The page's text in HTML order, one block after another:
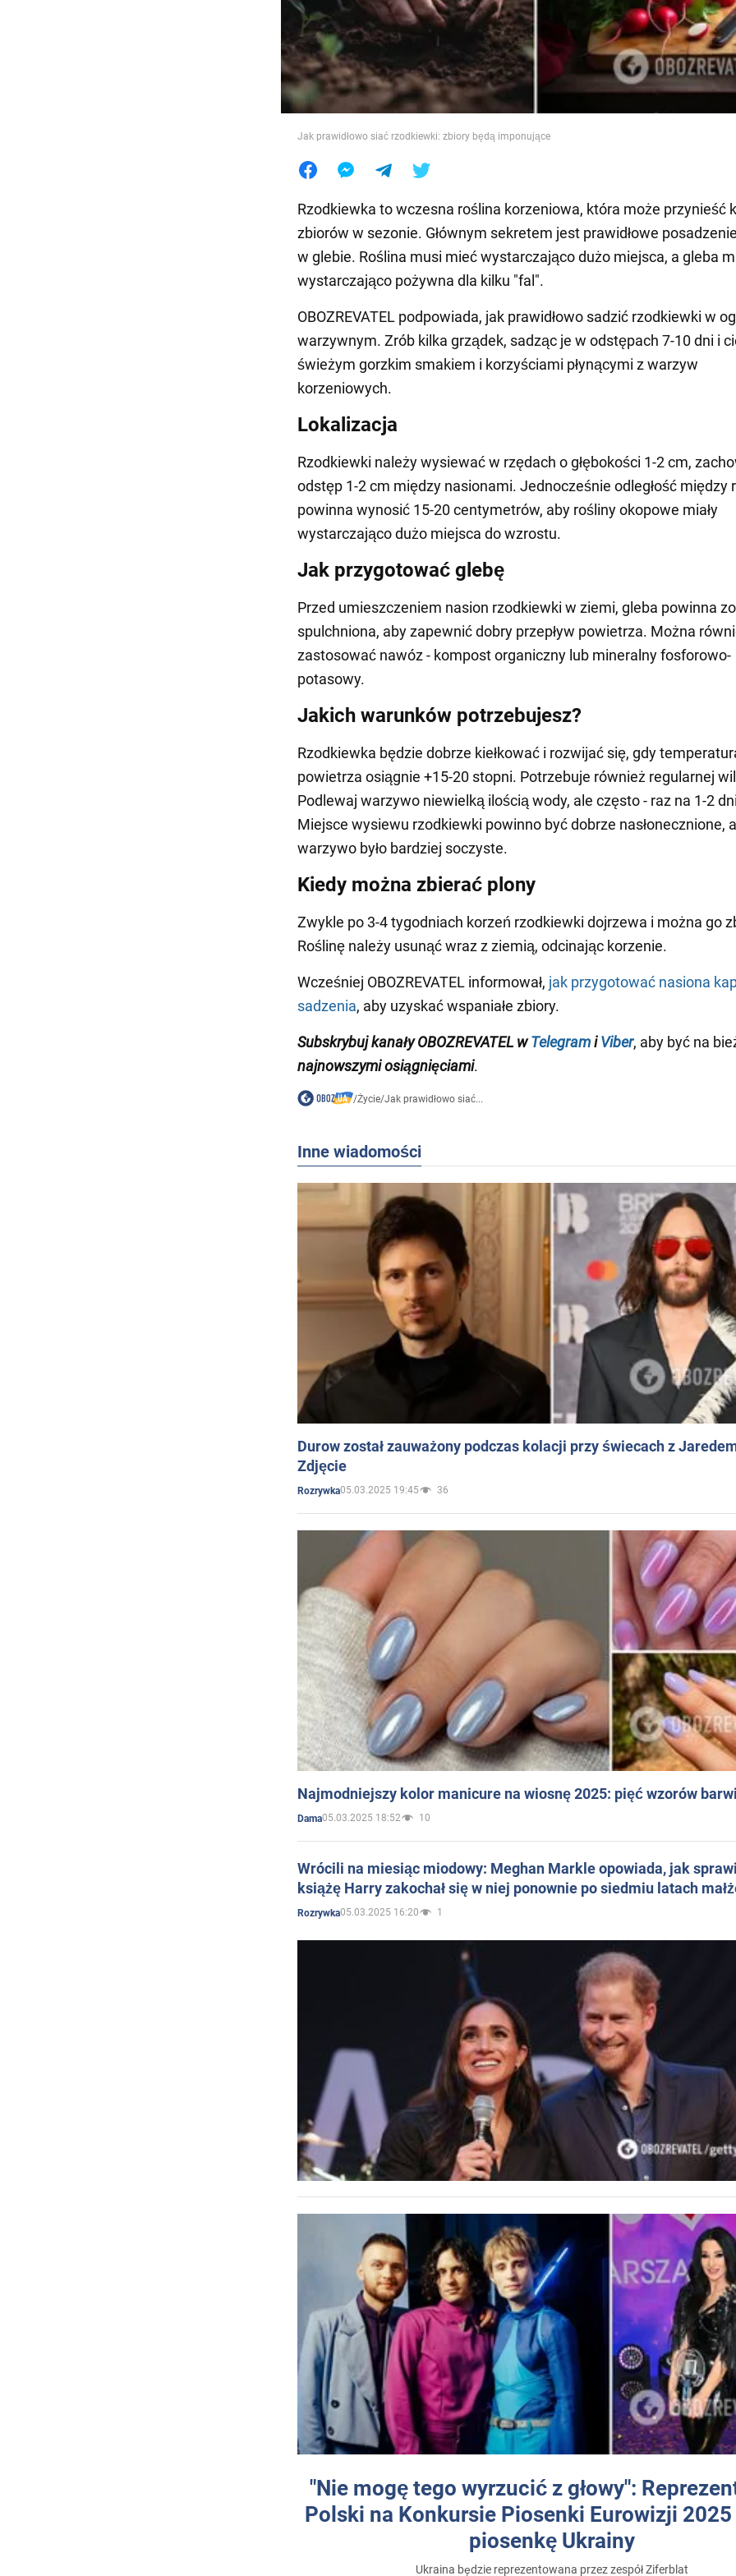
Jedzenie
Jak prawidłowo siać rzodkiewki: zbiory będą imponujące
Rzodkiewka to wczesna roślina korzeniowa, która może przynieść
zbiorów w sezonie. Głównym sekretem jest prawidłowe
w glebie. Roślina musi mieć wystarczająco dużo miejsca, a gleba
wystarczająco pożywna dla kilku "fal".
OBOZREVATEL podpowiada, jak prawidłowo sadzić rzodkiewki w
warzywnym. Zrób kilka grządek, sadząc je w odstępach 7-10 dni i
świeżym gorzkim smakiem i korzyściami płynącymi z warzyw
korzeniowych.
Lokalizacja
Rzodkiewki należy wysiewać w rzędach o głębokości 1-2 cm,
odstęp 1-2 cm między nasionami. Jednocześnie odległość między
powinna wynosić 15-20 centymetrów, aby rośliny okopowe miały
wystarczająco dużo miejsca do wzrostu.
Jak przygotować glebę
Przed umieszczeniem nasion rzodkiewki w ziemi, gleba powinna
spulchniona, aby zapewnić dobry przepływ powietrza. Można
zastosować nawóz - kompost organiczny lub mineralny fosforowo-
potasowy.
Jakich warunków potrzebujesz?
Rzodkiewka będzie dobrze kiełkować i rozwijać się, gdy
powietrza osiągnie +15-20 stopni. Potrzebuje również regularnej
Podlewaj warzywo niewielką ilością wody, ale często - raz na 1-2
Miejsce wysiewu rzodkiewki powinno być dobrze nasłonecznione,
warzywo było bardziej soczyste.
Kiedy można zbierać plony
Zwykle po 3-4 tygodniach korzeń rzodkiewki dojrzewa i można go
Roślinę należy usunąć wraz z ziemią, odcinając korzenie.
Wcześniej OBOZREVATEL informował, jak przygotować nasiona
sadzenia, aby uzyskać wspaniałe zbiory.
Subskrybuj kanały OBOZREVATEL w Telegrami Viber, aby być na
najnowszymi osiągnięciami.
/Życie/Jak prawidłowo siać...
Inne wiadomości
Durow został zauważony podczas kolacji przy świecach z
Zdjęcie
Rozrywka05.03.2025 19:45 36
Najmodniejszy kolor manicure na wiosnę 2025: pięć wzorów
Dama05.03.2025 18:52 10
Wrócili na miesiąc miodowy: Meghan Markle opowiada, jak
książę Harry zakochał się w niej ponownie po siedmiu latach
Rozrywka05.03.2025 16:20 1
"Nie mogę tego wyrzucić z głowy":
Polski na Konkursie Piosenki Eurowizji
piosenkę Ukrainy
Ukraina będzie reprezentowana przez zespół Ziferblat